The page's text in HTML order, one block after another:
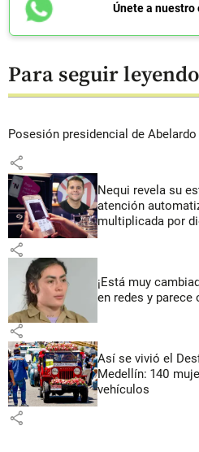
Únete a nuestro
Para seguir leyendo
Posesión presidencial de
share
Nequi revela su
atención
multiplicada por
share
¡Está muy
en redes y parece
share
Así se vivió el
Medellín: 140
vehículos
share